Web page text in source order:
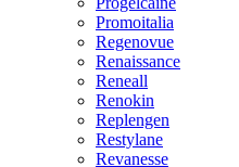
Promoitalia
Regenovue
Renaissance
Reneall
Renokin
Replengen
Restylane
Revanesse